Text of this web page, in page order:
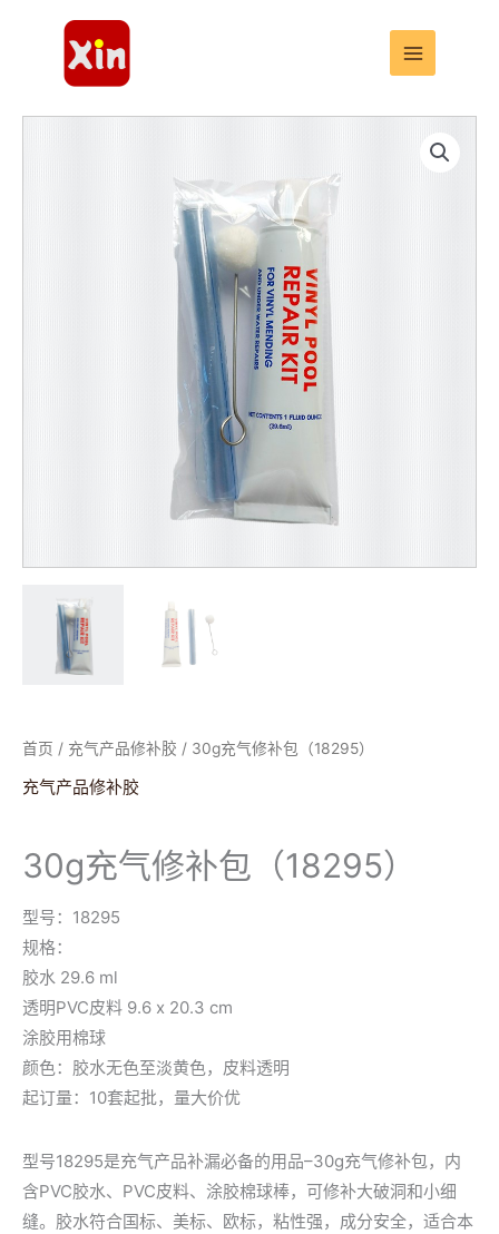
首页 / 充气产品修补胶 / 30g充气修补包（18295）
充气产品修补胶
30g充气修补包（18295）
型号：18295
规格：
胶水 29.6 ml
透明PVC皮料 9.6 x 20.3 cm
涂胶用棉球
颜色：胶水无色至淡黄色，皮料透明
起订量：10套起批，量大价优
型号18295是充气产品补漏必备的用品–30g充气修补包，内
含PVC胶水、PVC皮料、涂胶棉球棒，可修补大破洞和小细
缝。胶水符合国标、美标、欧标，粘性强，成分安全，适合本